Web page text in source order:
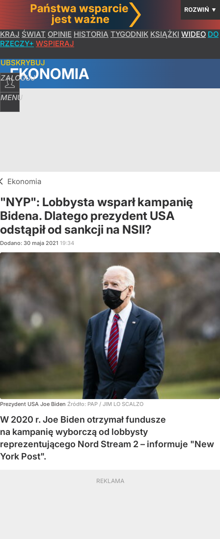
ROZWIŃ ▼
KRAJ ŚWIAT OPINIE HISTORIA TYGODNIK KSIĄŻKI WIDEO DO
RZECZY+ WSPIERAJ
ZALOGUJ
MENU
EKONOMIA
Ekonomia
"NYP": Lobbysta wsparł kampanię
Bidena. Dlatego prezydent USA
odstąpił od sankcji na NSII?
Dodano: 30 maja 2021 19:34
Prezydent USA Joe Biden Źródło: PAP / JIM LO SCALZO
W 2020 r. Joe Biden otrzymał fundusze
na kampanię wyborczą od lobbysty
reprezentującego Nord Stream 2 – informuje "New
York Post".